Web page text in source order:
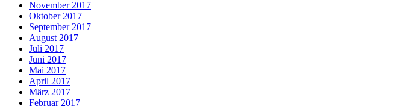
November 2017
Oktober 2017
September 2017
August 2017
Juli 2017
Juni 2017
Mai 2017
April 2017
März 2017
Februar 2017